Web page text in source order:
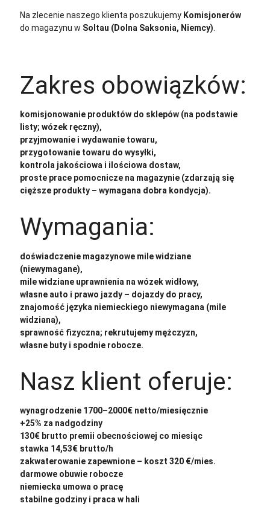
Na zlecenie naszego klienta poszukujemy Komisjonerów
do magazynu w Soltau (Dolna Saksonia, Niemcy)
Zakres obowiązków:
komisjonowanie produktów do sklepów (na podstawie
listy; wózek ręczny),
przyjmowanie i wydawanie towaru,
przygotowanie towaru do wysyłki,
kontrola jakościowa i ilościowa dostaw,
proste prace pomocnicze na magazynie (zdarzają się
cięższe produkty – wymagana dobra kondycja).
Wymagania:
doświadczenie magazynowe mile widziane
(niewymagane),
mile widziane uprawnienia na wózek widłowy,
własne auto i prawo jazdy – dojazdy do pracy,
znajomość języka niemieckiego niewymagana (mile
widziana),
sprawność fizyczna; rekrutujemy mężczyzn,
własne buty i spodnie robocze.
Nasz klient oferuje:
wynagrodzenie 1700–2000€ netto/miesięcznie
+25% za nadgodziny
130€ brutto premii obecnościowej co miesiąc
stawka 14,53€ brutto/h
zakwaterowanie zapewnione – koszt 320 €/mies.
darmowe obuwie robocze
niemiecka umowa o pracę
stabilne godziny i praca w hali